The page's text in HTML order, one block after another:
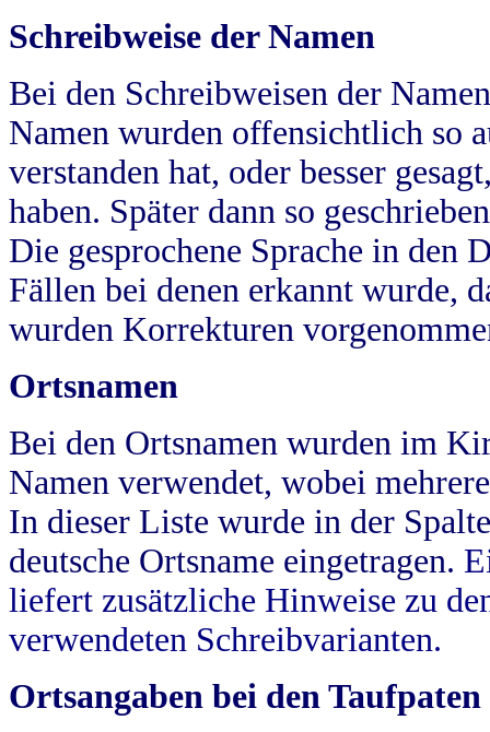
Schreibweise der Namen
Bei den Schreibweisen der
Namen wurden offensichtlich so
verstanden hat, oder besser
haben. Später dann so
Die gesprochene Sprache in
Fällen bei denen erkannt wurde,
wurden Korrekturen
Ortsnamen
Bei den Ortsnamen wurden im
Namen verwendet, wobei
In dieser Liste wurde in der
deutsche Ortsname eingetragen.
liefert zusätzliche Hinweise zu
verwendeten Schreibvarianten.
Ortsangaben bei den Taufpaten